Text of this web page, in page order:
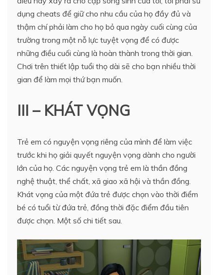
dụng cheats để giữ cho nhu cầu của họ đầy đủ và
thậm chí phải làm cho họ bỏ qua ngày cuối cùng của
trường trong một nỗ lực tuyệt vọng để có được
những điều cuối cùng là hoàn thành trong thời gian.
Chơi trên thiết lập tuổi thọ dài sẽ cho bạn nhiều thời
gian để làm mọi thứ bạn muốn.
III – KHÁT VỌNG
Trẻ em có nguyện vọng riêng của mình để làm việc
trước khi họ giải quyết nguyện vọng dành cho người
lớn của họ. Các nguyện vọng trẻ em là thần đồng
nghệ thuật, thể chất, xã giao xã hội và thần đồng.
Khát vọng của một đứa trẻ được chọn vào thời điểm
bé có tuổi từ đứa trẻ, đồng thời đặc điểm đầu tiên
được chọn. Một số chi tiết sau.